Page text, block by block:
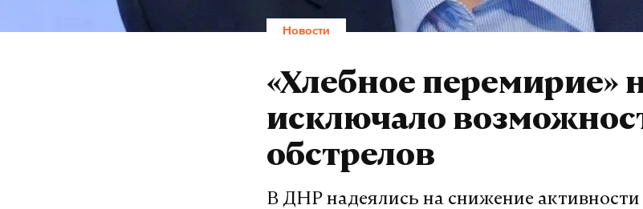
Новости
«Хлебное перемирие»
исключало
обстрелов
В ДНР надеялись на снижение